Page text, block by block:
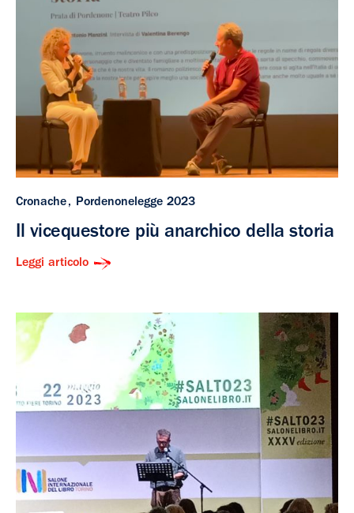
Cronache Pordenonelegge 2023
Il vicequestore più anarchico della storia
Leggi articolo